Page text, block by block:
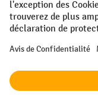
s'applique pas aux prix
avec d'autres réductions
réduction unique est
toute commande d'un
jusqu'à 10 %. Les
les chariots élévateurs